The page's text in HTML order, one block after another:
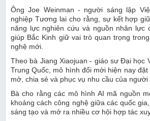
Ông Joe Weinman - người sáng lập
nghiệp Tương lai cho rằng, sự kết hợp
năng lực nghiên cứu và nguồn nhân lực
giúp Bắc Kinh giữ vai trò quan trọng
nghệ mới.
Theo bà Jiang Xiaojuan - giáo sư Đại học
Trung Quốc, mô hình đổi mới hiện nay
mở, chia sẻ và phục vụ nhu cầu của người
Bà cho rằng các mô hình AI mã nguồn
khoảng cách công nghệ giữa các quốc
sáng tạo và mở ra nhiều cơ hội hợp tác